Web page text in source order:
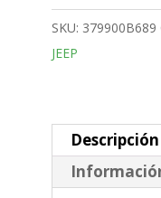
Terreno
Bola
fija
2010
cantidad
SKU: 379900B689
JEEP
Descripción